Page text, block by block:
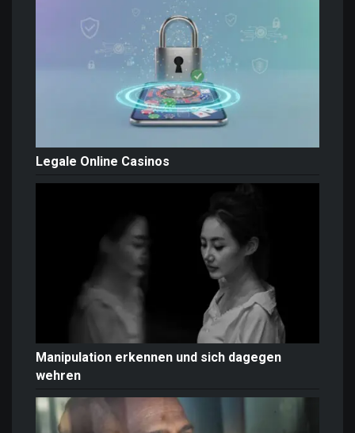
Legale Online Casinos
Manipulation erkennen und sich dagegen
wehren